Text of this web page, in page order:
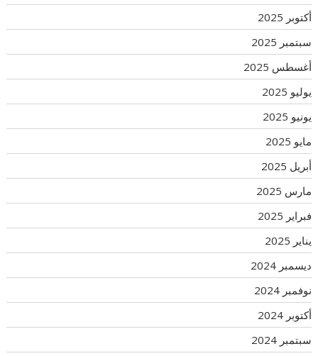
أكتوبر 2025
سبتمبر 2025
أغسطس 2025
يوليو 2025
يونيو 2025
مايو 2025
أبريل 2025
مارس 2025
فبراير 2025
يناير 2025
ديسمبر 2024
نوفمبر 2024
أكتوبر 2024
سبتمبر 2024